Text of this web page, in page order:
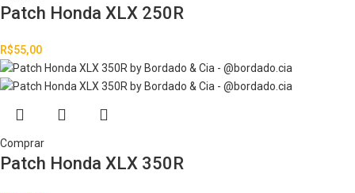
Patch Honda XLX 250R
R$55,00
Comprar
Patch Honda XLX 350R